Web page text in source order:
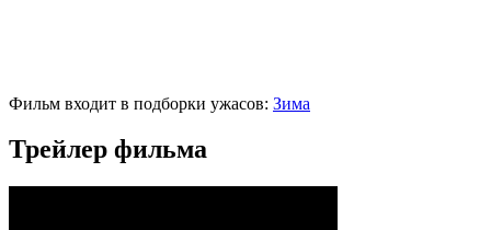
Фильм входит в подборки ужасов: Зима
Трейлер фильма